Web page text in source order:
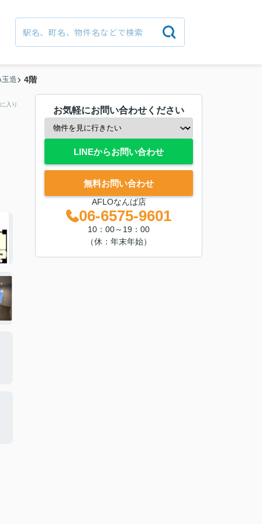
造 4階
入り
お気軽にお問い合わせください
LINEからお問い合わせ
無料お問い合わせ
AFLOなんば店
06-6575-9601
10：00～19：00
（休：年末年始）